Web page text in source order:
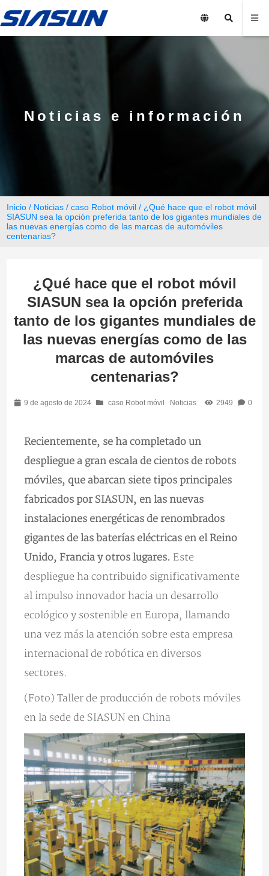
Noticias e información
Inicio / Noticias /caso Robot móvil / ¿Qué hace que el robot móvil
SIASUN sea la opción preferida tanto de los gigantes mundiales de
las nuevas energías como de las marcas de automóviles
centenarias?
¿Qué hace que el robot móvil
SIASUN sea la opción preferida
tanto de los gigantes mundiales de
las nuevas energías como de las
marcas de automóviles
centenarias?
9 de agosto de 2024 caso Robot móvil Noticias 2949 0
Recientemente, se ha completado un
despliegue a gran escala de cientos de robots
móviles, que abarcan siete tipos principales
fabricados por SIASUN, en las nuevas
instalaciones energéticas de renombrados
gigantes de las baterías eléctricas en el Reino
Unido, Francia y otros lugares. Este
despliegue ha contribuido significativamente
al impulso innovador hacia un desarrollo
ecológico y sostenible en Europa, llamando
una vez más la atención sobre esta empresa
internacional de robótica en diversos
sectores.
(Foto) Taller de producción de robots móviles
en la sede de SIASUN en China